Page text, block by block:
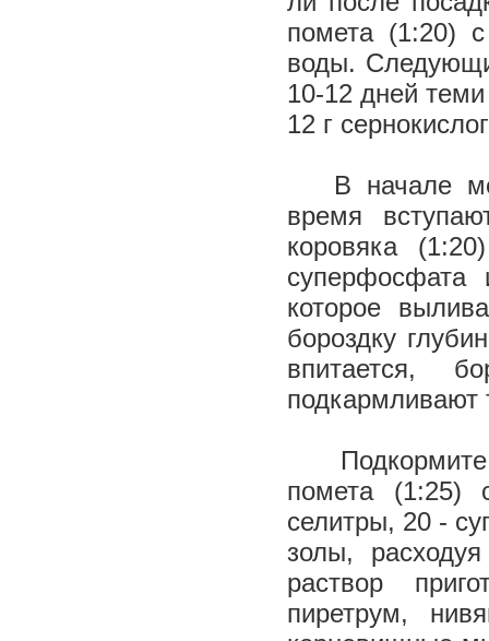
помета (1:20)
воды.
10-12 дней
12 г
В начале
время
коровяка
суперфосфата
которое
бороздку
впитается,
подкармливают
помета (1:25)
селитры, 20 -
золы,
раствор
пиретрум,